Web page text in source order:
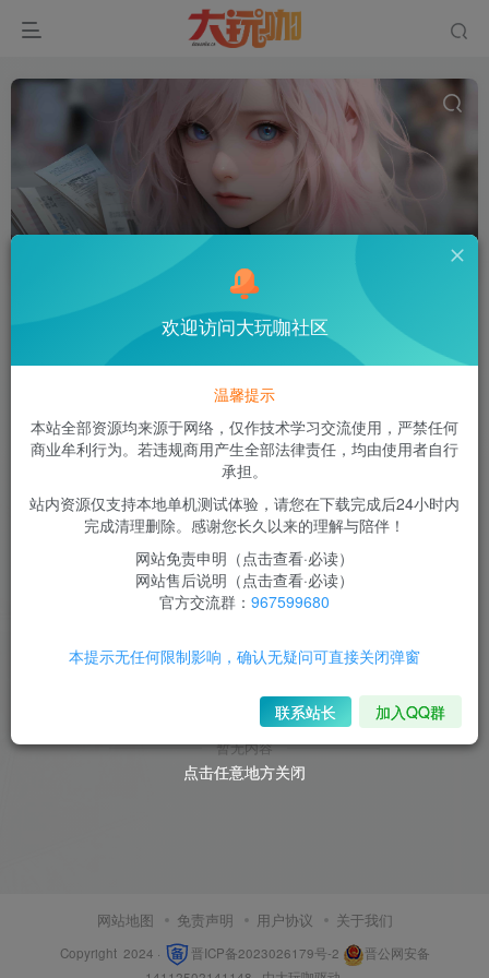
谋道凌霄微变-超苹果双端
点赞 评论
暂无内容
网站地图 免责声明 用户协议 关于我们
Copyright 2024 · 晋ICP备2023026179号-2
晋公网安备
点击任意地方关闭
点击任意地方关闭
欢迎访问大玩咖社区
温馨提示
本站全部资源均来源于网络，仅作技术学习交流使用，严禁任何
商业牟利行为。若违规商用产生全部法律责任，均由使用者自行
承担。
站内资源仅支持本地单机测试体验，请您在下载完成后24小时内
完成清理删除。感谢您长久以来的理解与陪伴！
网站免责申明（点击查看·必读）
网站售后说明（点击查看·必读）
官方交流群： 967599680
本提示无任何限制影响，确认无疑问可直接关闭弹窗
联系站长 加入QQ群